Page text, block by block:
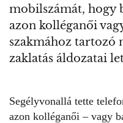
mobilszámát, hogy
azon kolléganői
szakmához tartozó
zaklatás áldozatai
Segélyvonallá tette
azon kolléganői – vagy